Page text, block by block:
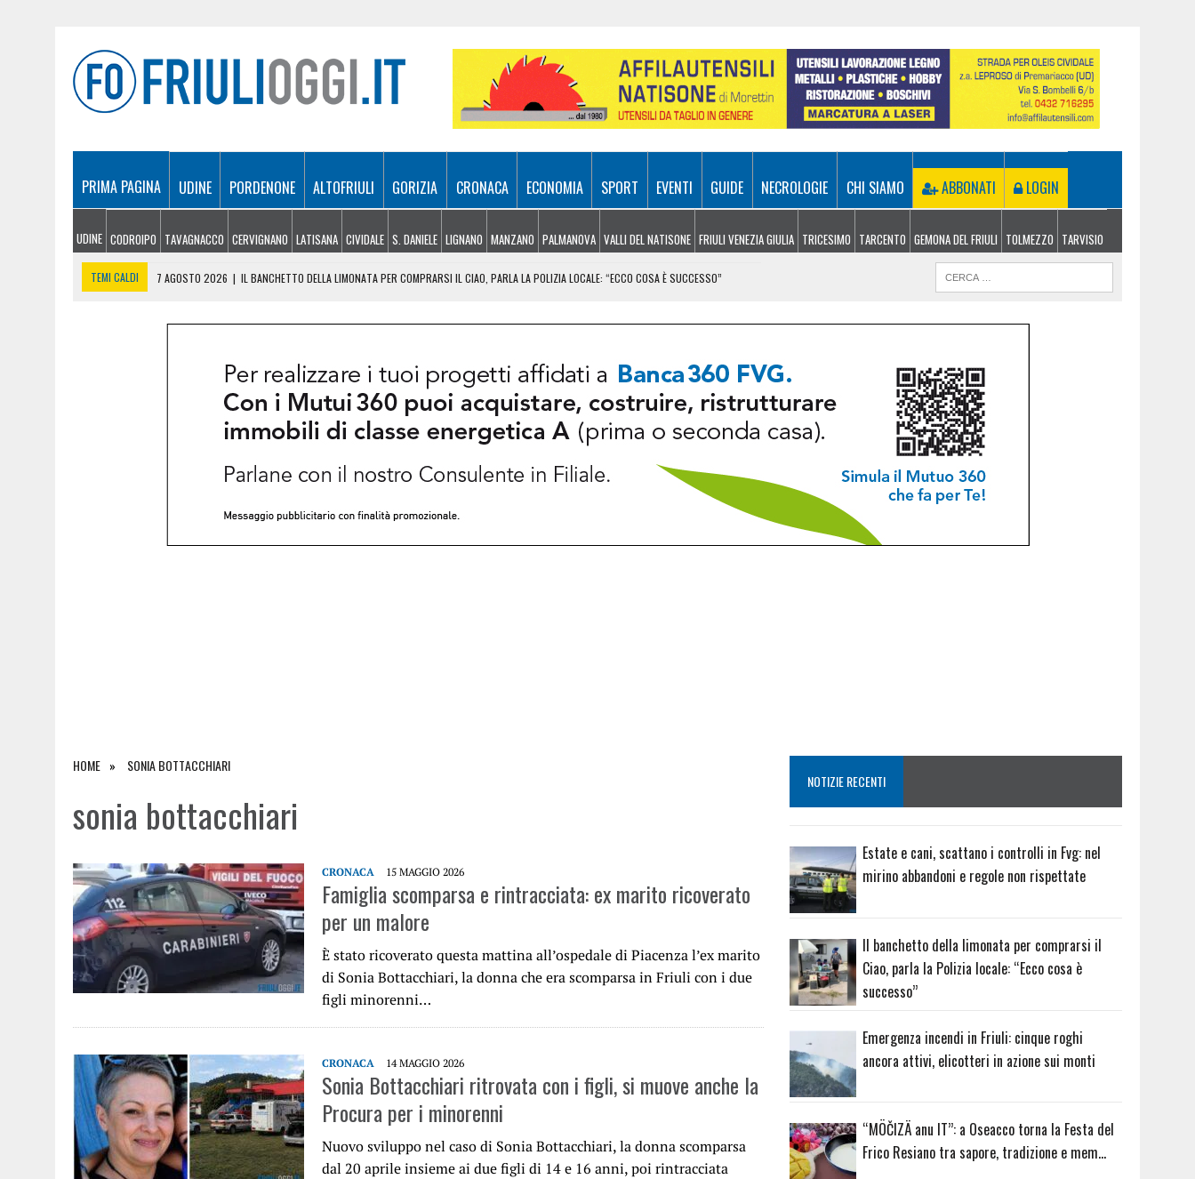
PRIMA PAGINA UDINE PORDENONE ALTOFRIULI GORIZIA CRONACA ECONOMIA SPORT EVENTI GUIDE NECROLOGIE CHI SIAMO ABBONATI LOGIN
UDINE CODROIPO TAVAGNACCO CERVIGNANO LATISANA CIVIDALE S. DANIELE LIGNANO MANZANO PALMANOVA VALLI DEL NATISONE FRIULI VENEZIA GIULIA TRICESIMO TARCENTO GEMONA DEL FRIULI TOLMEZZO TARVISIO
TEMI CALDI 7 AGOSTO 2026 | IL BANCHETTO DELLA LIMONATA PER COMPRARSI IL CIAO, PARLA LA POLIZIA LOCALE: “ECCO COSA È SUCCESSO”
UN TAP, 10 BIGLIETTI: SUI BUS DI UDINE ARRIVA IL CONTACTLESS PER VIAGGIARE IN GRUPPO
ESTATE E CANI, SCATTANO I CONTROLLI IN FVG: NEL MIRINO ABBANDONI E REGOLE NON RISPETTATE
HOME SONIA BOTTACCHIARI
sonia bottacchiari
CRONACA 15 MAGGIO 2026
Famiglia scomparsa e rintracciata: ex marito ricoverato
per un malore
È stato ricoverato questa mattina all’ospedale di Piacenza l’ex marito
di Sonia Bottacchiari, la donna che era scomparsa in Friuli con i due
figli minorenni…
CRONACA 14 MAGGIO 2026
Sonia Bottacchiari ritrovata con i figli, si muove anche la
Procura per i minorenni
Nuovo sviluppo nel caso di Sonia Bottacchiari, la donna scomparsa
dal 20 aprile insieme ai due figli di 14 e 16 anni, poi rintracciata
NOTIZIE RECENTI
Estate e cani, scattano i controlli in Fvg: nel
mirino abbandoni e regole non rispettate
Il banchetto della limonata per comprarsi il
Ciao, parla la Polizia locale: “Ecco cosa è
successo”
Emergenza incendi in Friuli: cinque roghi
ancora attivi, elicotteri in azione sui monti
“MÖČIZÄ anu IT”: a Oseacco torna la Festa del
Frico Resiano tra sapore, tradizione e mem…